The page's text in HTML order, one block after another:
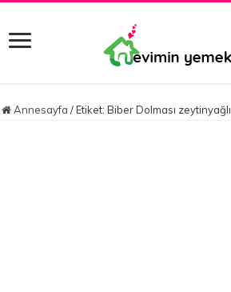
Annesayfa / Etiket:Biber Dolması zeytinyağlı